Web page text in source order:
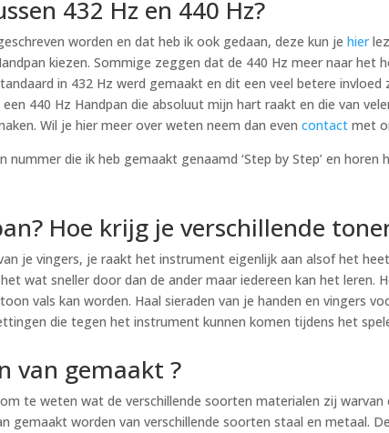
432 Hz en 440 Hz?
worden en dat heb ik ook gedaan, deze kun jehier
kiezen. Sommige zeggen dat de 440 Hz meer naar
in 432 Hz werd gemaakt en dit een veel betere invloed
440 Hz Handpan die absoluut mijn hart raakt en die van
Wil je hier meer over weten neem dan evencontact met
nummer die ik heb gemaakt genaamd ‘Step by Step’ en horen
Hoe krijg je verschillende
je vingers, je raakt het instrument eigenlijk aan alsof het
wat sneller door dan de ander maar iedereen kan het
vals kan worden. Haal sieraden van je handen en vingers
die tegen het instrument kunnen komen tijdens het
van gemaakt ?
te weten wat de verschillende soorten materialen zij
gemaakt worden van verschillende soorten staal en metaal.